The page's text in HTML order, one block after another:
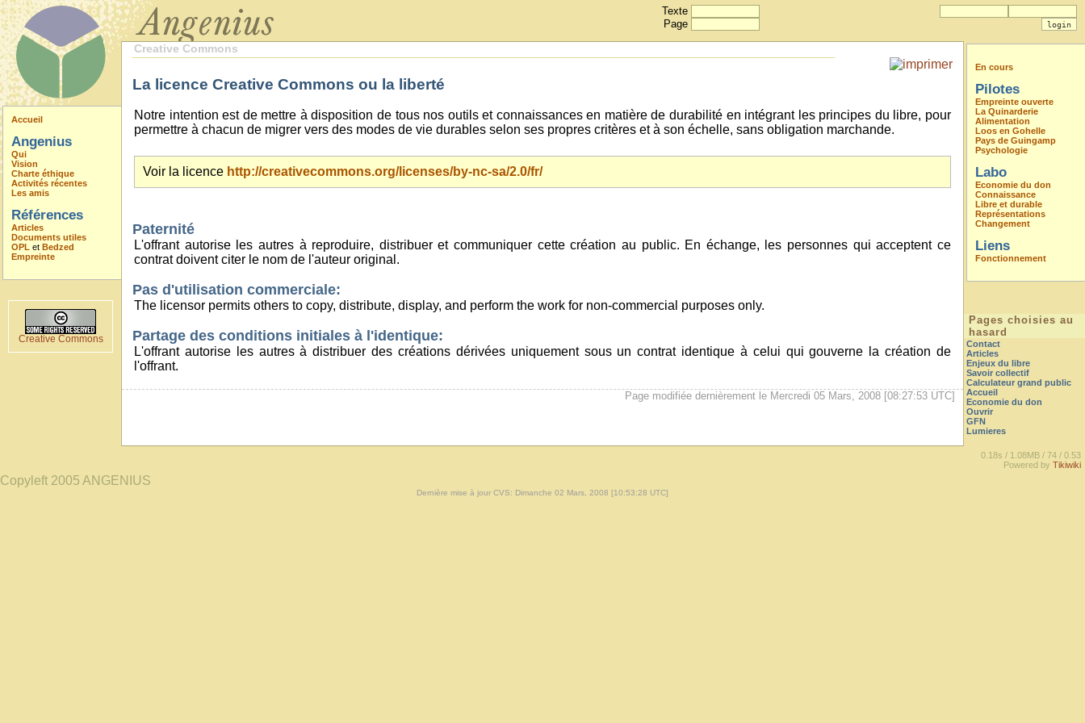
Texte
Page
Accueil
Angenius
Qui
Vision
Charte éthique
Activités récentes
Les amis
Références
Articles
Documents utiles
OPL et Bedzed
Empreinte
Creative Commons
Creative Commons
La licence Creative Commons ou la liberté
Notre intention est de mettre à disposition de tous nos outils et connaissances en matière de durabilité en intégrant les principes du libre, pour
permettre à chacun de migrer vers des modes de vie durables selon ses propres critères et à son échelle, sans obligation marchande.
Voir la licence http://creativecommons.org/licenses/by-nc-sa/2.0/fr/
Paternité
L'offrant autorise les autres à reproduire, distribuer et communiquer cette création au public. En échange, les personnes qui acceptent ce
contrat doivent citer le nom de l'auteur original.
Pas d'utilisation commerciale:
The licensor permits others to copy, distribute, display, and perform the work for non-commercial purposes only.
Partage des conditions initiales à l'identique:
L'offrant autorise les autres à distribuer des créations dérivées uniquement sous un contrat identique à celui qui gouverne la création de
l'offrant.
Page modifiée dernièrement le Mercredi 05 Mars, 2008 [08:27:53 UTC]
En cours
Pilotes
Empreinte ouverte
La Quinarderie
Alimentation
Loos en Gohelle
Pays de Guingamp
Psychologie
Labo
Economie du don
Connaissance
Libre et durable
Représentations
Changement
Liens
Fonctionnement
Pages choisies au
hasard
Contact
Articles
Enjeux du libre
Savoir collectif
Calculateur grand public
Accueil
Economie du don
Ouvrir
GFN
Lumieres
0.18s / 1.08MB / 74 / 0.53
Powered by Tikiwiki
Copyleft 2005 ANGENIUS
Dernière mise à jour CVS: Dimanche 02 Mars, 2008 [10:53:28 UTC]